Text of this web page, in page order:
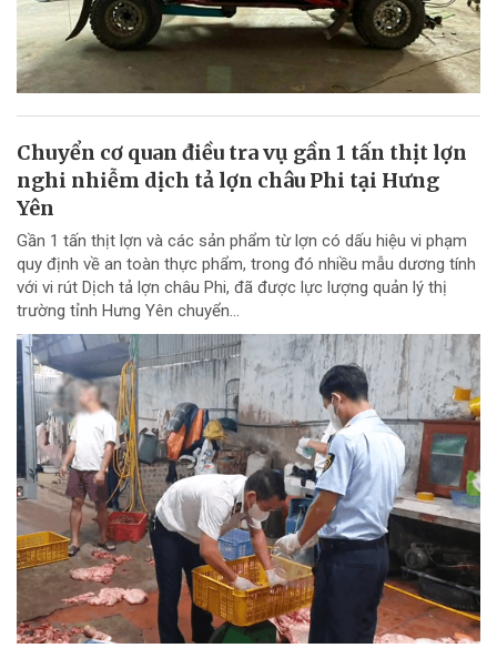
Chuyển cơ quan điều tra vụ gần 1 tấn thịt lợn
nghi nhiễm dịch tả lợn châu Phi tại Hưng
Yên
Gần 1 tấn thịt lợn và các sản phẩm từ lợn có dấu hiệu vi phạm
quy định về an toàn thực phẩm, trong đó nhiều mẫu dương tính
với vi rút Dịch tả lợn châu Phi, đã được lực lượng quản lý thị
trường tỉnh Hưng Yên chuyển...